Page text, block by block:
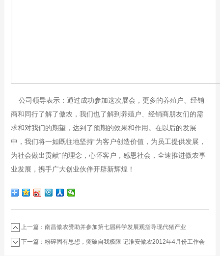
公司领导表示：通过成功参加这次展会，更多的养殖户、经销
商和同行了解了傲农，我们也了解到养殖户、经销商朋友们的需
求和对我们的期望，达到了预期的效果和作用。在以后的发展
中，我们将一如既往地坚持“为客户创造价值，为员工提供发展，
为社会做出贡献”的理念，心怀客户，感恩社会，全速推进傲农事
业发展，携手广大创业伙伴开辟新辉煌！
上一篇：南昌傲农赞助并参加第七届科学发展观指导现代猪产业
下一篇：粉碎固有思想，突破自我极限 记淮安傲农2012年4月份工作会